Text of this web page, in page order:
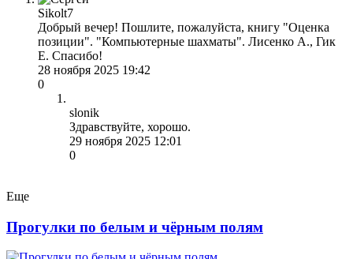
Sikolt7
Добрый вечер! Пошлите, пожалуйста, книгу "Оценка
позиции". "Компьютерные шахматы". Лисенко А., Гик
Е. Спасибо!
28 ноября 2025 19:42
0
slonik
Здравствуйте, хорошо.
29 ноября 2025 12:01
0
Еще
Прогулки по белым и чёрным полям